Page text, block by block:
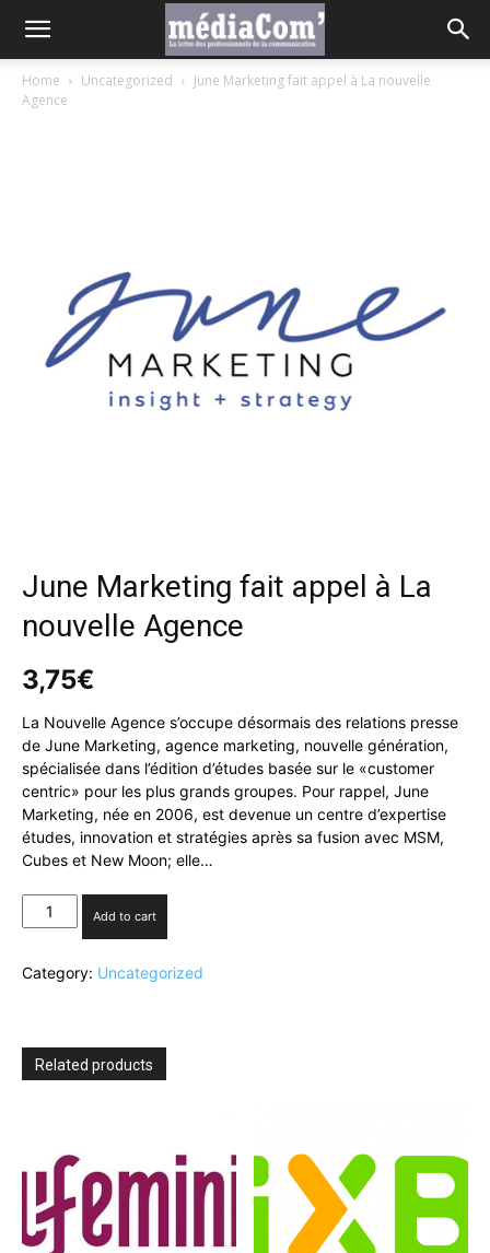
Home Uncategorized
June Marketing fait appel à La nouvelle
Agence
June Marketing fait appel à La
nouvelle Agence
3,75€
La Nouvelle Agence s’occupe désormais des relations presse
de June Marketing, agence marketing, nouvelle génération,
spécialisée dans l’édition d’études basée sur le «customer
centric» pour les plus grands groupes. Pour rappel, June
Marketing, née en 2006, est devenue un centre d’expertise
études, innovation et stratégies après sa fusion avec MSM,
Cubes et New Moon; elle…
June
Marketing
appel
Agence
Add to cart
Category: Uncategorized
Related products